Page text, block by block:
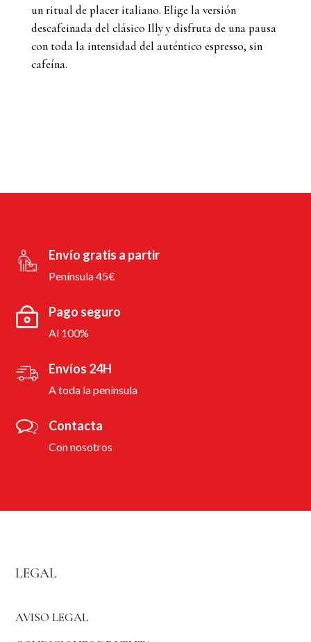
un ritual de placer italiano. Elige la versión
descafeinada del clásico Illy y disfruta de una pausa
con toda la intensidad del auténtico espresso, sin
cafeína.
Envío gratis a partir
Península 45€
Pago seguro
Al 100%
Envíos 24H
A toda la península
Contacta
Con nosotros
LEGAL
AVISO LEGAL